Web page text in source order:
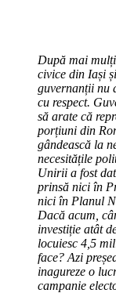
După mai
civice din Iași
guvernanții nu
cu respect.
să arate că
porțiuni din
gândească la
necesitățile
Unirii a fost
prinsă nici în
nici în Planul
Dacă acum,
investiție atât
locuiesc 4,5
face? Azi
inagureze o
campanie